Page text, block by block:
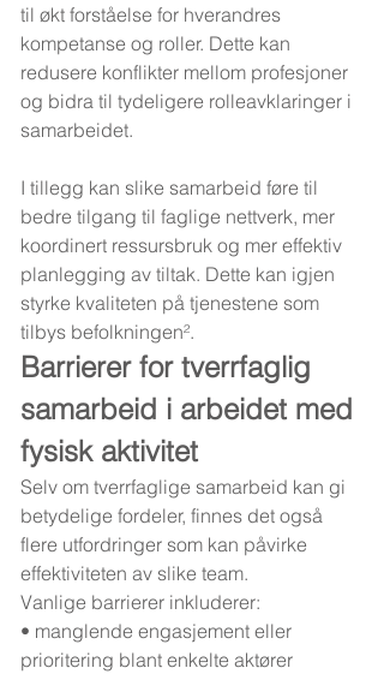
til økt forståelse for hverandres
kompetanse og roller. Dette kan
redusere konflikter mellom profesjoner
og bidra til tydeligere rolleavklaringer i
samarbeidet.
I tillegg kan slike samarbeid føre til
bedre tilgang til faglige nettverk, mer
koordinert ressursbruk og mer effektiv
planlegging av tiltak. Dette kan igjen
styrke kvaliteten på tjenestene som
tilbys befolkningen².
Barrierer for tverrfaglig
samarbeid i arbeidet med
fysisk aktivitet
Selv om tverrfaglige samarbeid kan gi
betydelige fordeler, finnes det også
flere utfordringer som kan påvirke
effektiviteten av slike team.
Vanlige barrierer inkluderer:
• manglende engasjement eller
prioritering blant enkelte aktører